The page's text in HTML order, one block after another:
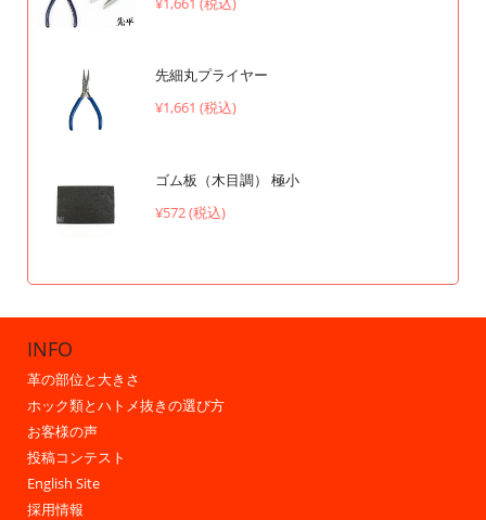
先細丸プライヤー
¥1,661 (税込)
ゴム板（木目調） 極小
¥572 (税込)
INFO
革の部位と大きさ
ホック類とハトメ抜きの選び方
お客様の声
投稿コンテスト
English Site
採用情報